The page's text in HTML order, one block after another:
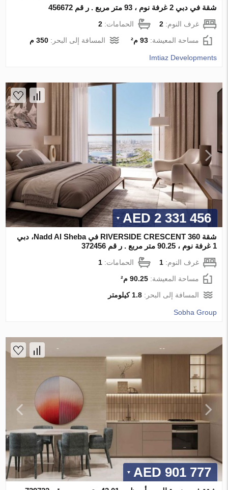
شقة في دبي 2 غرفة نوم ، 93 متر مربع . ر قم 456672
غرف النوم:2 الحمامات:2
مساحة المعيشة:93 م² المسافة إلى البحر:350 م
Imtiaz Developments
2 331 456 AED
شقة 360 RIVERSIDE CRESCENT في Nadd Al Sheba، دبي
1 غرفة نوم ، 90.25 متر مربع . ر قم 372456
غرف النوم:1 الحمامات:1
مساحة المعيشة:90.25 م²
المسافة إلى البحر:1.8 كيلومتر
Sobha Group
901 777 AED